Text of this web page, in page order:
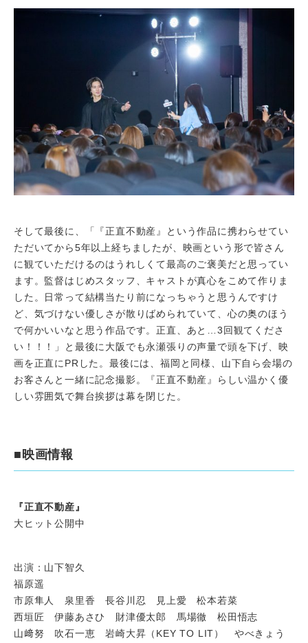
そして最後に、「『正直不動産』という作品に携わらせてい
ただいてから5年以上経ちましたが、映画という形で皆さん
に観ていただけるのはうれしくて最高のご褒美だと思ってい
ます。監督はじめスタッフ、キャストが真心をこめて作りま
した。日常って結構当たり前になっちゃうと思うんですけ
ど、気づけない優しさが散りばめられていて、心の奥のほう
で何かいいなと思う作品です。正直、あと…3回観てくださ
い！！！」と最後に大阪でも永瀬張りの声量で頭を下げ、映
画を正直にPRした。最後には、福岡と同様、山下自ら会場の
お客さんと一緒に記念撮影。『正直不動産』らしい温かく優
しい雰囲気で舞台挨拶は幕を閉じた。
■映画情報
『正直不動産』
大ヒット公開中
出演：山下智久
福原遥
市原隼人 泉里香 長谷川忍 見上愛 松本若菜
西垣匠 伊藤あさひ 財津優太郎 馬場徹 松田悟志
山﨑努 吹石一恵 岩崎大昇（KEY TO LIT） やべきょう